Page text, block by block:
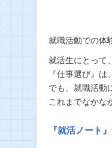
就職活動での体
就活生にとって
『仕事選び』は
でも、就職活動
これまでなかな
『就活ノート